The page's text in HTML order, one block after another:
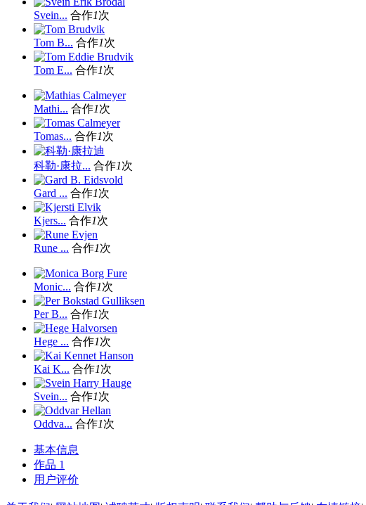
Svein... 合作1次
Tom B... 合作1次
Tom E... 合作1次
Mathi... 合作1次
Tomas... 合作1次
科勒·康拉... 合作1次
Gard ... 合作1次
Kjers... 合作1次
Rune ... 合作1次
Monic... 合作1次
Per B... 合作1次
Hege ... 合作1次
Kai K... 合作1次
Svein... 合作1次
Oddva... 合作1次
基本信息
作品 1
用户评价